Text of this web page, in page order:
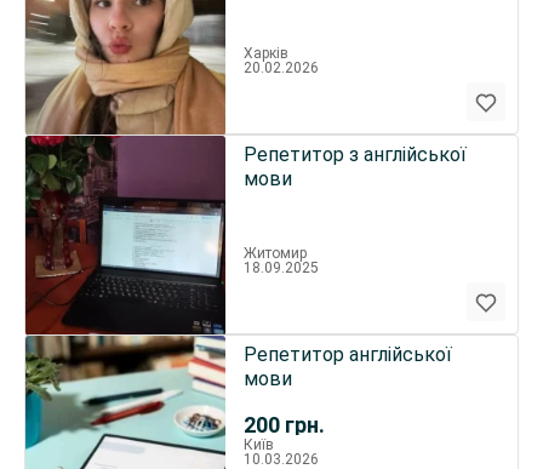
Харків
20.02.2026
Репетитор з англійської
мови
Житомир
18.09.2025
200 грн.
Репетитор англійської
мови
Київ
10.03.2026